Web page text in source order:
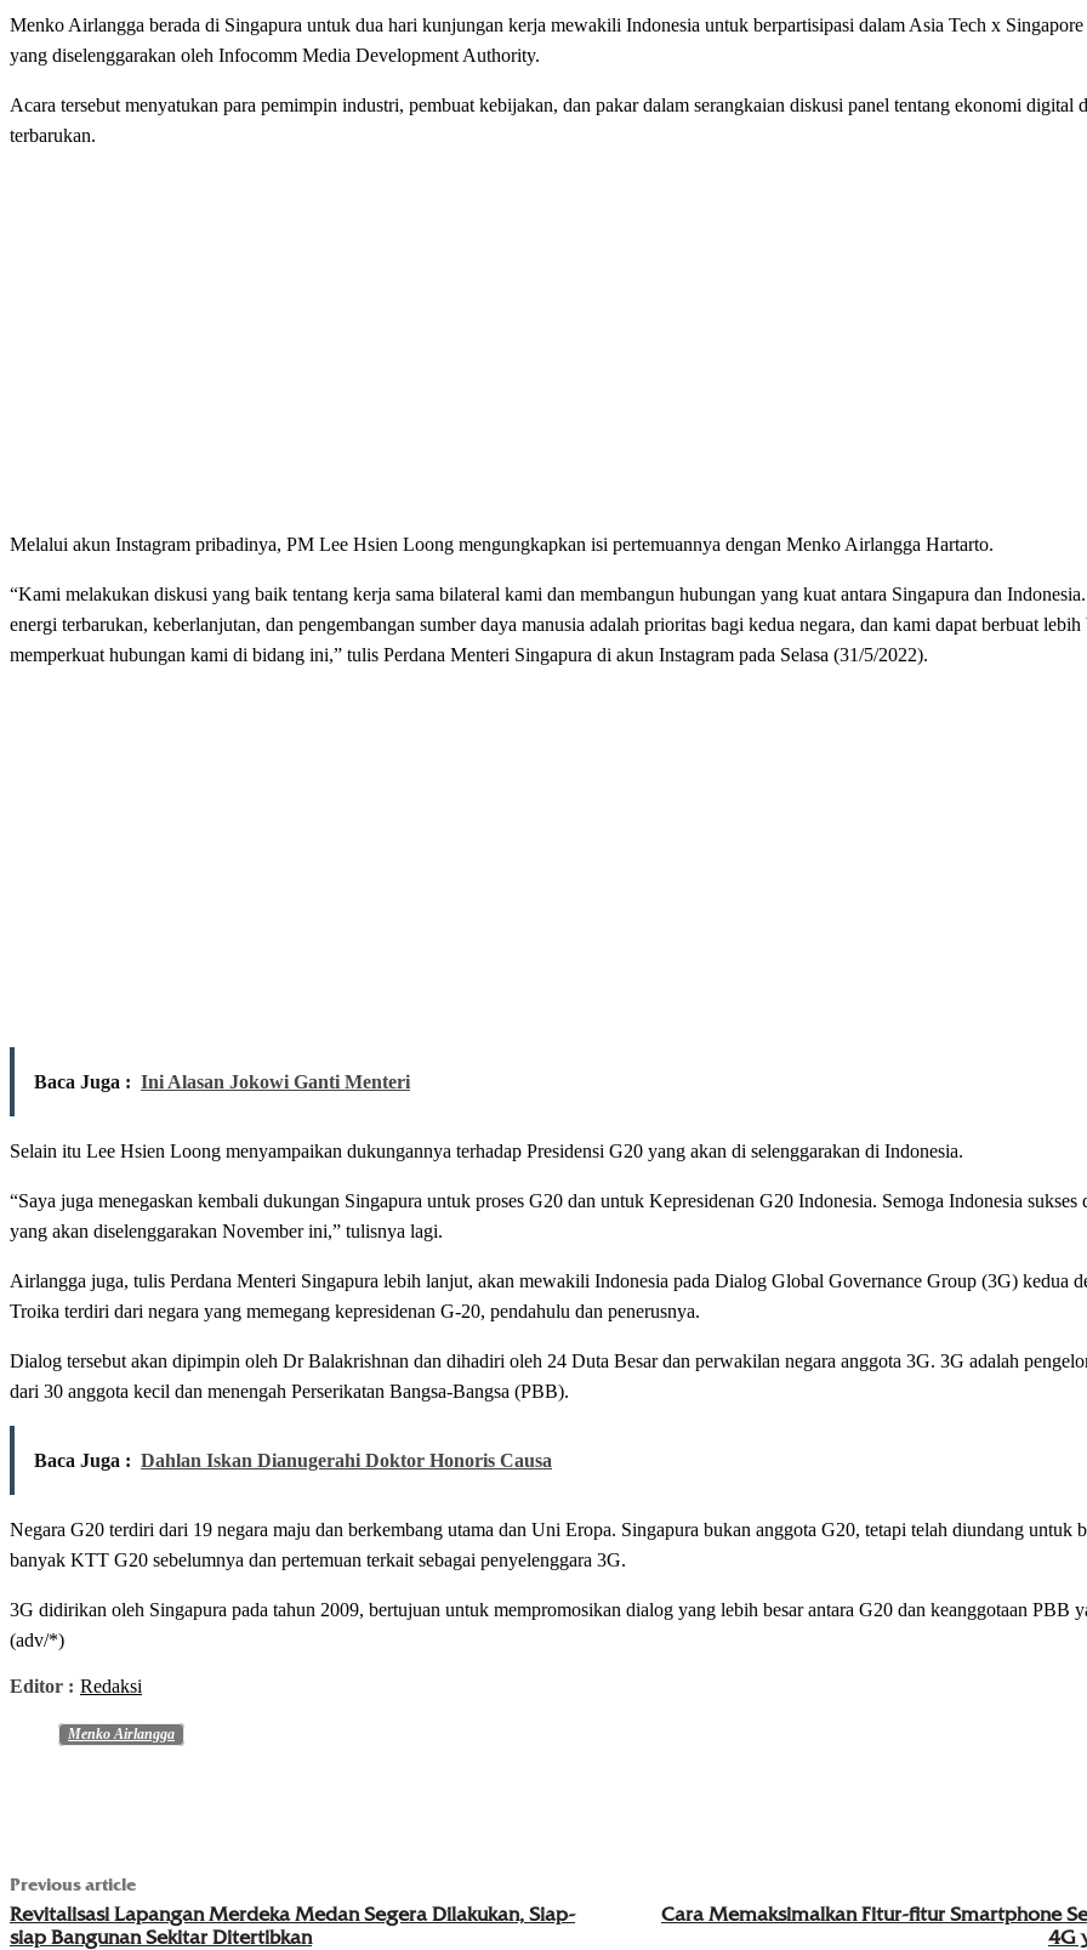
Menko Airlangga berada di Singapura untuk dua hari kunjungan kerja mewakili Indonesia untuk berpartisipasi dalam Asia Tech x
yang diselenggarakan oleh Infocomm Media Development Authority.
Acara tersebut menyatukan para pemimpin industri, pembuat kebijakan, dan pakar dalam serangkaian diskusi panel tentang ekonomi digital
terbarukan.
Melalui akun Instagram pribadinya, PM Lee Hsien Loong mengungkapkan isi pertemuannya dengan Menko Airlangga Hartarto.
“Kami melakukan diskusi yang baik tentang kerja sama bilateral kami dan membangun hubungan yang kuat antara Singapura dan
energi terbarukan, keberlanjutan, dan pengembangan sumber daya manusia adalah prioritas bagi kedua negara, dan kami dapat berbuat
memperkuat hubungan kami di bidang ini,” tulis Perdana Menteri Singapura di akun Instagram pada Selasa (31/5/2022).
Baca Juga : Ini Alasan Jokowi Ganti Menteri
Selain itu Lee Hsien Loong menyampaikan dukungannya terhadap Presidensi G20 yang akan di selenggarakan di Indonesia.
“Saya juga menegaskan kembali dukungan Singapura untuk proses G20 dan untuk Kepresidenan G20 Indonesia. Semoga Indonesia
yang akan diselenggarakan November ini,” tulisnya lagi.
Airlangga juga, tulis Perdana Menteri Singapura lebih lanjut, akan mewakili Indonesia pada Dialog Global Governance Group (3G) kedua
Troika terdiri dari negara yang memegang kepresidenan G-20, pendahulu dan penerusnya.
Dialog tersebut akan dipimpin oleh Dr Balakrishnan dan dihadiri oleh 24 Duta Besar dan perwakilan negara anggota 3G. 3G adalah
dari 30 anggota kecil dan menengah Perserikatan Bangsa-Bangsa (PBB).
Baca Juga : Dahlan Iskan Dianugerahi Doktor Honoris Causa
Negara G20 terdiri dari 19 negara maju dan berkembang utama dan Uni Eropa. Singapura bukan anggota G20, tetapi telah diundang untuk
banyak KTT G20 sebelumnya dan pertemuan terkait sebagai penyelenggara 3G.
3G didirikan oleh Singapura pada tahun 2009, bertujuan untuk mempromosikan dialog yang lebih besar antara G20 dan keanggotaan PBB
(adv/*)
Editor : Redaksi
Menko Airlangga
Previous article
Revitalisasi Lapangan Merdeka Medan Segera Dilakukan, Siap-
siap Bangunan Sekitar Ditertibkan
Cara Memaksimalkan Fitur-fitur Smartphone
4G